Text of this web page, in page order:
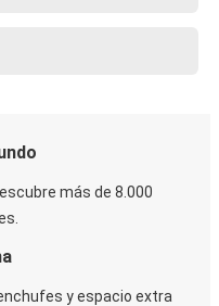
más de 8.000
y espacio extra